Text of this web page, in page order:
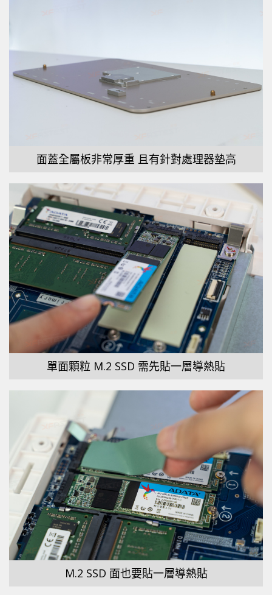
面蓋全屬板非常厚重 且有針對處理器墊高
單面顆粒 M.2 SSD 需先貼一層導熱貼
M.2 SSD 面也要貼一層導熱貼